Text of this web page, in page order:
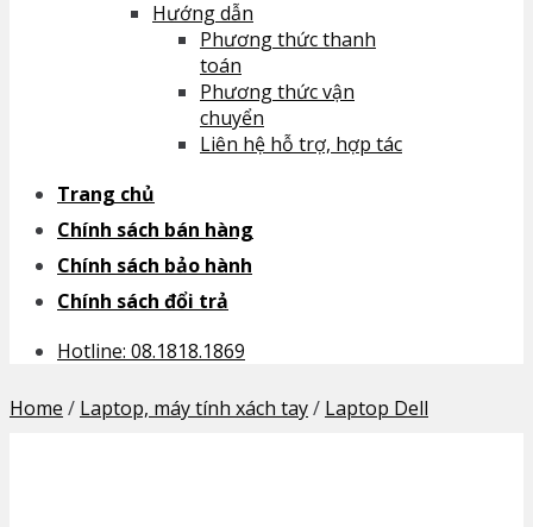
Hướng dẫn
Phương thức thanh
toán
Phương thức vận
chuyển
Liên hệ hỗ trợ, hợp tác
Trang chủ
Chính sách bán hàng
Chính sách bảo hành
Chính sách đổi trả
Hotline: 08.1818.1869
Home / Laptop, máy tính xách tay/ Laptop Dell